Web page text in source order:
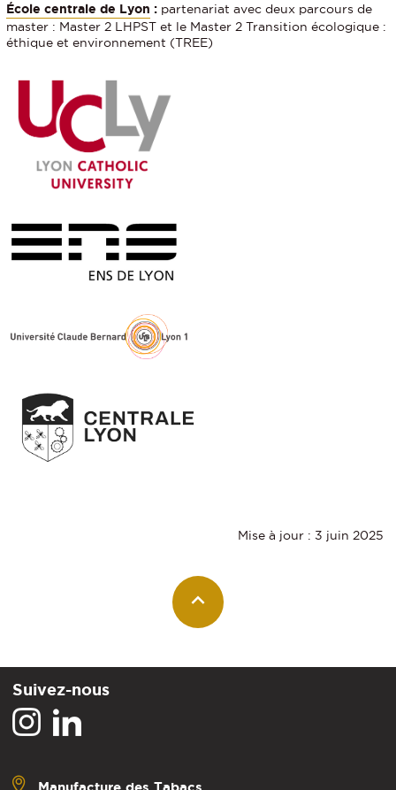
École centrale de Lyon : partenariat avec deux parcours de
master : Master 2 LHPST et le Master 2 Transition écologique :
éthique et environnement (TREE)
Mise à jour : 3 juin 2025
Suivez-nous
Manufacture des Tabacs